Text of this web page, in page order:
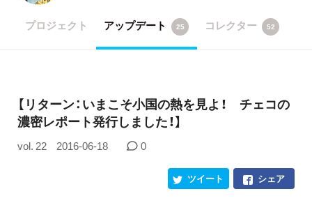
プロジェクト アップデート 25 コレクター 52
​【リターン：いまこそ小国の熱を見よ！ チェコの
濃密レポート発行しました！】
vol. 22 2016-06-18 0
シェア
ツイート